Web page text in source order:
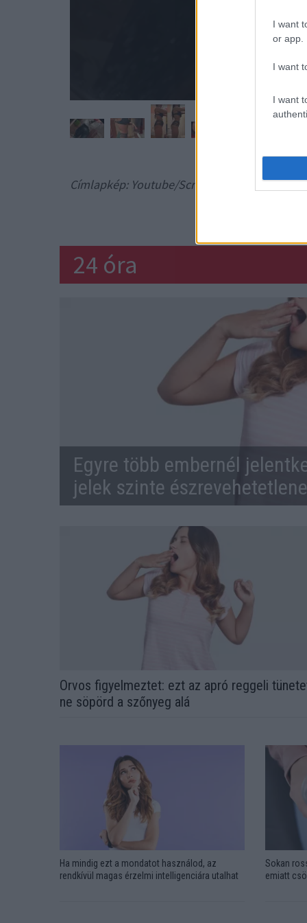
I want
or app.
I want
I want
Címlapkép: Youtube/ScreenShot
24 óra
Egyre több embernél
jelek szinte
Orvos figyelmeztet: ezt az apró reggeli
ne söpörd a szőnyeg alá
Ha mindig ezt a mondatot használod, az
rendkívül magas érzelmi intelligenciára utalhat
Sokan
emiatt